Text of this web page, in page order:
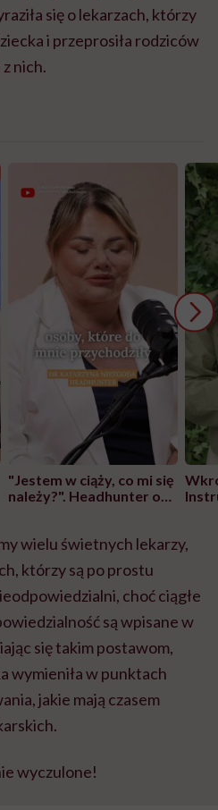
się o lekarzach, którzy
i przeprosiła rodziców
nich.
"Jestem w ciąży, co mi się
należy?". Headhunter o
pracywielu świetnych lekarzy,
którzy są po prostu
choć ciągłe
są wpisane w
się takim postawom,
wymieniła w punktach
jakie mają czasem
wyczulone!